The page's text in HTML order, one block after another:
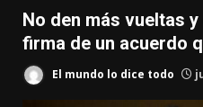
No den más vueltas
firma de un acuerdo
El mundo lo dice todo